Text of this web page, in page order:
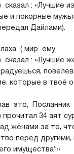
сказал : «Лучшие
и покорные
Дайлами).
( мир ему
сказал : «Лучшие
которые в твоё
это,
прочитал 34 аят
жёнами за то,
перед другими,
имущества”»